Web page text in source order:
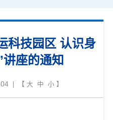
科技园区 认识身
座的通知
| 【 大 中 小】